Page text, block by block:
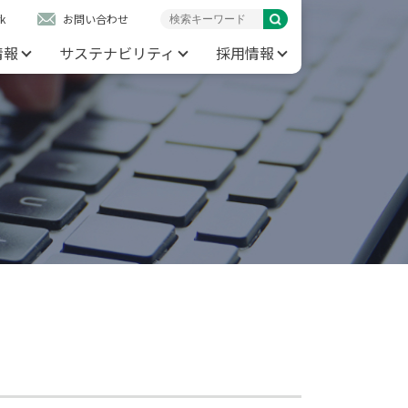
お問い合わせ
サステナビリティ 採用情報